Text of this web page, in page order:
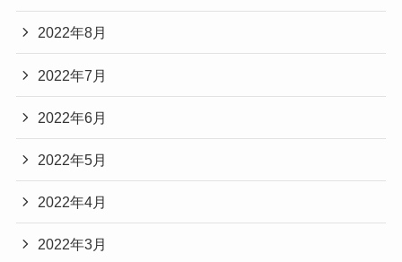
2022年8月
2022年7月
2022年6月
2022年5月
2022年4月
2022年3月